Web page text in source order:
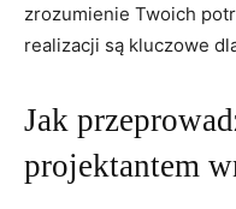
zrozumienie Twoich
realizacji są kluczowe​
Jak
projektantem